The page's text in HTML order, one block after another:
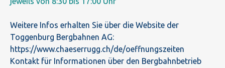
Weitere Infos erhalten Sie über die Website der
Toggenburg Bergbahnen AG:
https://www.chaeserrugg.ch/de/oeffnungszeiten
Kontakt für Informationen über den Bergbahnbetrieb